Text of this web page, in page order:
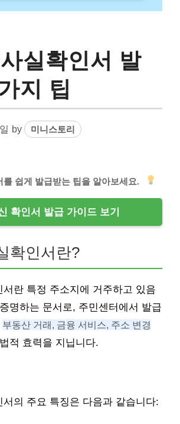
실확인서 발
지 팁
by 미니스토리
를 쉽게 발급받는 팁을 알아보세요.
확인서 발급 가이드 보기
확인서란?
서란 특정 주소지에 거주하고 있음
명하는 문서로, 주민센터에서 발급
부동산 거래, 금융 서비스, 주소 변경
적 효력을 지닙니다.
서의 주요 특징은 다음과 같습니다: